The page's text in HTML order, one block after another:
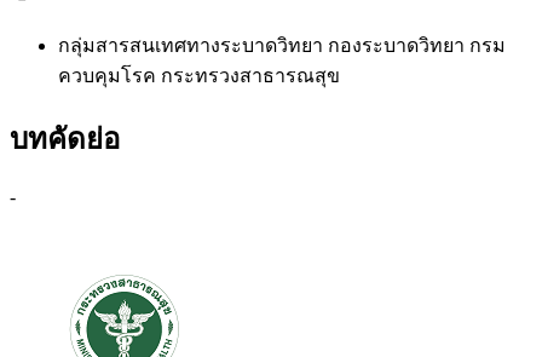
กลุ่มสารสนเทศทางระบาดวิทยา กองระบาดวิทยา กรม
ควบคุมโรค กระทรวงสาธารณสุข
บทคัดย่อ
-